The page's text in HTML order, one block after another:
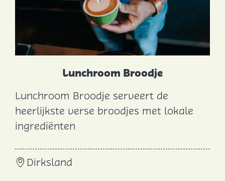
Lunchroom Broodje
L
u
n
c
h
Lunchroom Broodje serveert de
heerlijkste verse broodjes met lokale
ingrediënten
Dirksland